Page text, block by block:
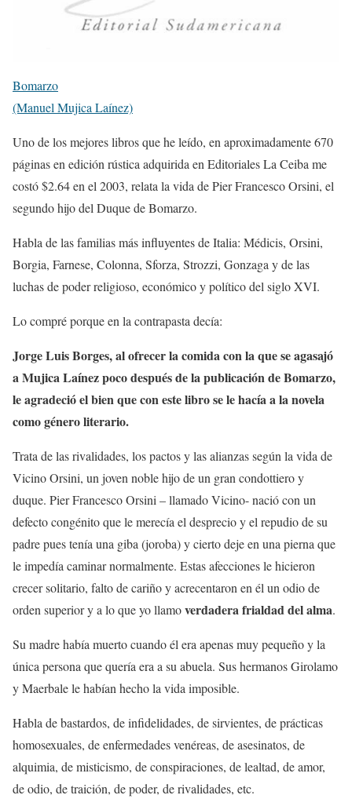
Bomarzo
(Manuel Mujica Laínez)
Uno de los mejores libros que he leído, en aproximadamente 670
páginas en edición rústica adquirida en Editoriales La Ceiba me
costó $2.64 en el 2003, relata la vida de Pier Francesco Orsini, el
segundo hijo del Duque de Bomarzo.
Habla de las familias más influyentes de Italia: Médicis, Orsini,
Borgia, Farnese, Colonna, Sforza, Strozzi, Gonzaga y de las
luchas de poder religioso, económico y político del siglo XVI.
Lo compré porque en la contrapasta decía:
Jorge Luis Borges, al ofrecer la comida con la que se agasajó
a Mujica Laínez poco después de la publicación de Bomarzo,
le agradeció el bien que con este libro se le hacía a la novela
como género literario.
Trata de las rivalidades, los pactos y las alianzas según la vida de
Vicino Orsini, un joven noble hijo de un gran condottiero y
duque. Pier Francesco Orsini – llamado Vicino- nació con un
defecto congénito que le merecía el desprecio y el repudio de su
padre pues tenía una giba (joroba) y cierto deje en una pierna que
le impedía caminar normalmente. Estas afecciones le hicieron
crecer solitario, falto de cariño y acrecentaron en él un odio de
orden superior y a lo que yo llamoverdadera frialdad del alma.
Su madre había muerto cuando él era apenas muy pequeño y la
única persona que quería era a su abuela. Sus hermanos Girolamo
y Maerbale le habían hecho la vida imposible.
Habla de bastardos, de infidelidades, de sirvientes, de prácticas
homosexuales, de enfermedades venéreas, de asesinatos, de
alquimia, de misticismo, de conspiraciones, de lealtad, de amor,
de odio, de traición, de poder, de rivalidades, etc.